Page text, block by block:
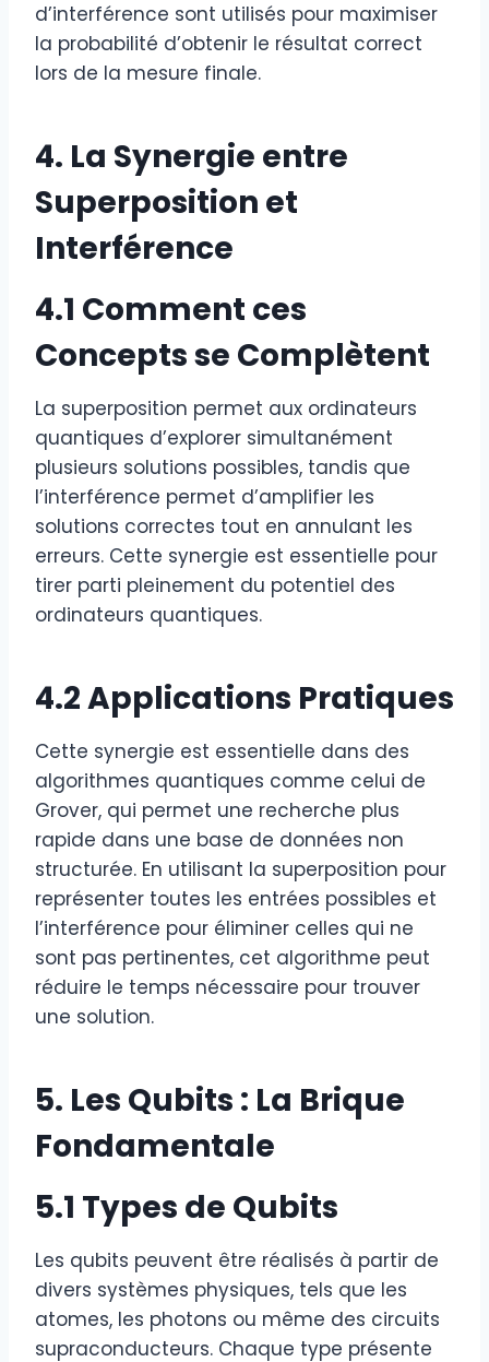
d’interférence sont utilisés pour maximiser
la probabilité d’obtenir le résultat correct
lors de la mesure finale.
4. La Synergie entre
Superposition et
Interférence
4.1 Comment ces
Concepts se Complètent
La superposition permet aux ordinateurs
quantiques d’explorer simultanément
plusieurs solutions possibles, tandis que
l’interférence permet d’amplifier les
solutions correctes tout en annulant les
erreurs. Cette synergie est essentielle pour
tirer parti pleinement du potentiel des
ordinateurs quantiques.
4.2 Applications Pratiques
Cette synergie est essentielle dans des
algorithmes quantiques comme celui de
Grover, qui permet une recherche plus
rapide dans une base de données non
structurée. En utilisant la superposition pour
représenter toutes les entrées possibles et
l’interférence pour éliminer celles qui ne
sont pas pertinentes, cet algorithme peut
réduire le temps nécessaire pour trouver
une solution.
5. Les Qubits : La Brique
Fondamentale
5.1 Types de Qubits
Les qubits peuvent être réalisés à partir de
divers systèmes physiques, tels que les
atomes, les photons ou même des circuits
supraconducteurs. Chaque type présente